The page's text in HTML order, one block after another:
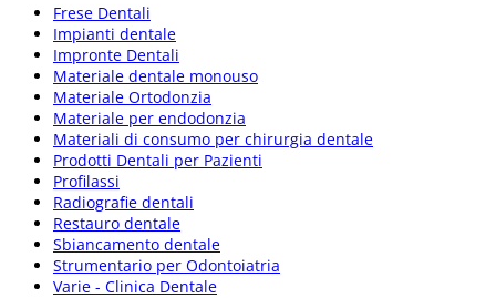
Frese Dentali
Impianti dentale
Impronte Dentali
Materiale dentale monouso
Materiale Ortodonzia
Materiale per endodonzia
Materiali di consumo per chirurgia dentale
Prodotti Dentali per Pazienti
Profilassi
Radiografie dentali
Restauro dentale
Sbiancamento dentale
Strumentario per Odontoiatria
Varie - Clinica Dentale